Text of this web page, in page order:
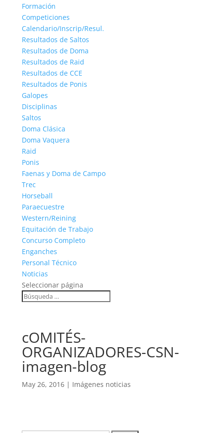
Formación
Competiciones
Calendario/Inscrip/Resul.
Resultados de Saltos
Resultados de Doma
Resultados de Raid
Resultados de CCE
Resultados de Ponis
Galopes
Disciplinas
Saltos
Doma Clásica
Doma Vaquera
Raid
Ponis
Faenas y Doma de Campo
Trec
Horseball
Paraecuestre
Western/Reining
Equitación de Trabajo
Concurso Completo
Enganches
Personal Técnico
Noticias
Seleccionar página
cOMITÉS-
ORGANIZADORES-CSN-
imagen-blog
May 26, 2016| Imágenes noticias